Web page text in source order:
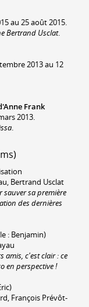
au 25 août 2015.
Bertrand Usclat.
2013 au 12
Frank
2013.
.
Bertrand Usclat
sa première
des dernières
: Benjamin)
amis, c'est clair : ce
en perspective !
François Prévôt-